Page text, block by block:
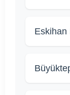
Eskihan